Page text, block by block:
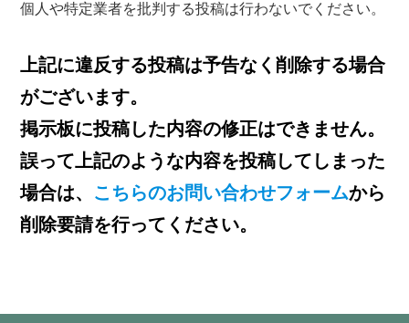
個人や特定業者を批判する投稿は行わないでください。
上記に違反する投稿は予告なく削除する場合
がございます。
掲示板に投稿した内容の修正はできません。
誤って上記のような内容を投稿してしまった
場合は、 こちらのお問い合わせフォームから
削除要請を行ってください。